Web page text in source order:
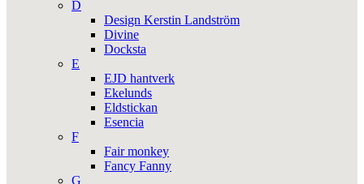
D
Design Kerstin Landström
Divine
Docksta
E
EJD hantverk
Ekelunds
Eldstickan
Esencia
F
Fair monkey
Fancy Fanny
G